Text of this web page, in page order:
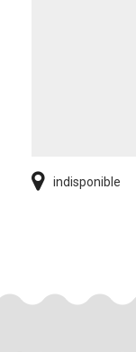
indisponible